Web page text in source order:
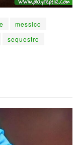
messico
sequestro